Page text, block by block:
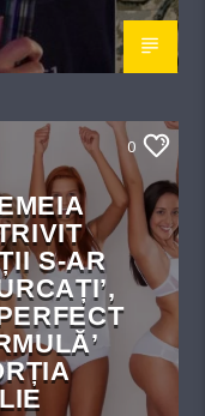
0
S-AR